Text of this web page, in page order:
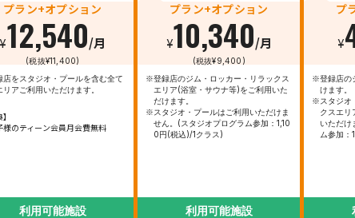
プラン+オプション
¥12,540/月
(税抜¥11,400)
をスタジオ・プールを含む全て
リアご利用いただけます。
のティーン会員月会費無料
利用可能施設
プラン+オプション
¥10,340/月
(税抜¥9,400)
※登録店のジム・ロッカー・リラックス
エリア(浴室・サウナ等)をご利用いた
だけます。
※スタジオ・プールはご利用いただけま
せん。(スタジオプログラム参加：1,10
0円(税込)/1クラス)
利用可能施設
プ
¥
※登録店の
けます。
※スタジオ
クスエリ
いただけ
ム参加：